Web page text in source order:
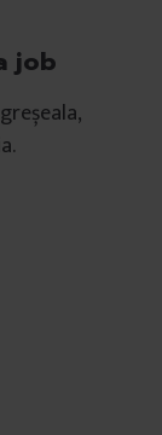
job